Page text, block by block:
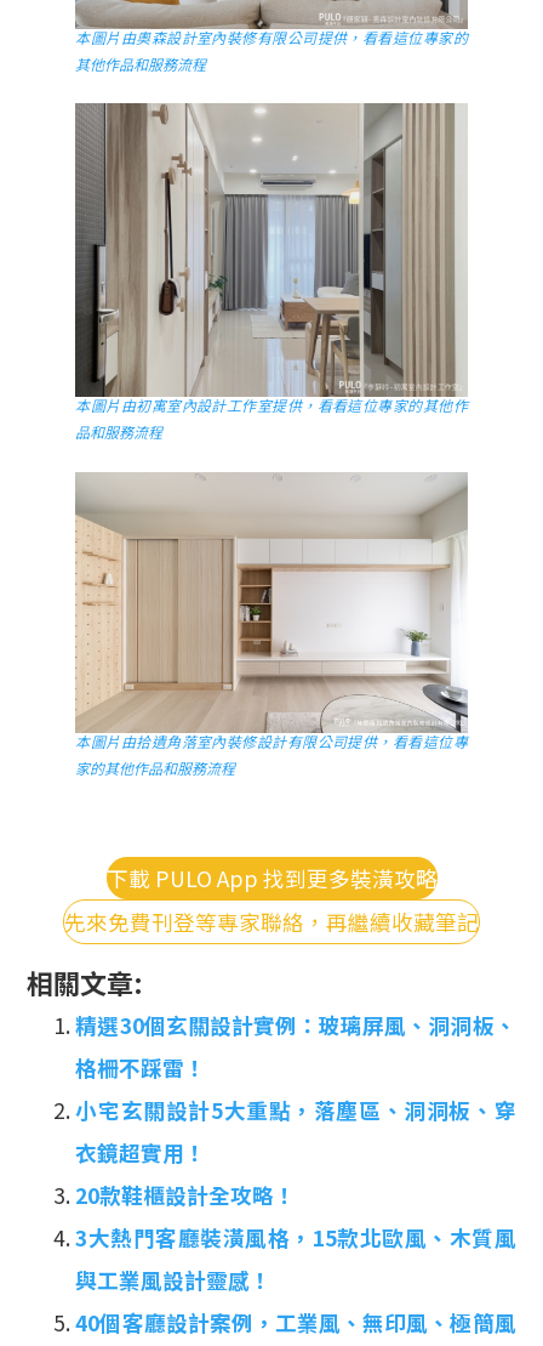
本圖片由奧森設計室內裝修有限公司提供，看看這位專家的
其他作品和服務流程
本圖片由初寓室內設計工作室提供，看看這位專家的其他作
品和服務流程
本圖片由拾遺角落室內裝修設計有限公司提供，看看這位專
家的其他作品和服務流程
下載 PULO App 找到更多裝潢攻略
先來免費刊登等專家聯絡，再繼續收藏筆記
相關文章:
精選30個玄關設計實例：玻璃屏風、洞洞板、
格柵不踩雷！
小宅玄關設計5大重點，落塵區、洞洞板、穿
衣鏡超實用！
20款鞋櫃設計全攻略！
3大熱門客廳裝潢風格，15款北歐風、木質風
與工業風設計靈感！
40個客廳設計案例，工業風、無印風、極簡風